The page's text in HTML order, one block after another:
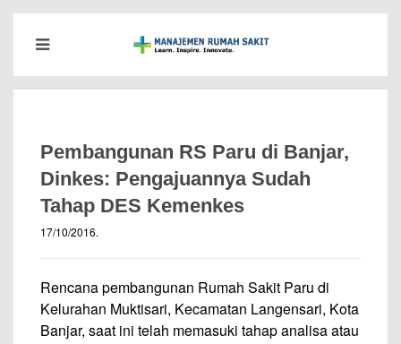
Pembangunan RS Paru di Banjar,
Dinkes: Pengajuannya Sudah
Tahap DES Kemenkes
17/10/2016.
Rencana pembangunan Rumah Sakit Paru di
Kelurahan Muktisari, Kecamatan Langensari, Kota
Banjar, saat ini telah memasuki tahap analisa atau